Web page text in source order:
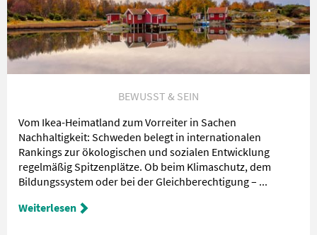
BEWUSST & SEIN
Vom Ikea-Heimatland zum Vorreiter in Sachen
Nachhaltigkeit: Schweden belegt in internationalen
Rankings zur ökologischen und sozialen Entwicklung
regelmäßig Spitzenplätze. Ob beim Klimaschutz, dem
Bildungssystem oder bei der Gleichberechtigung – ...
Weiterlesen